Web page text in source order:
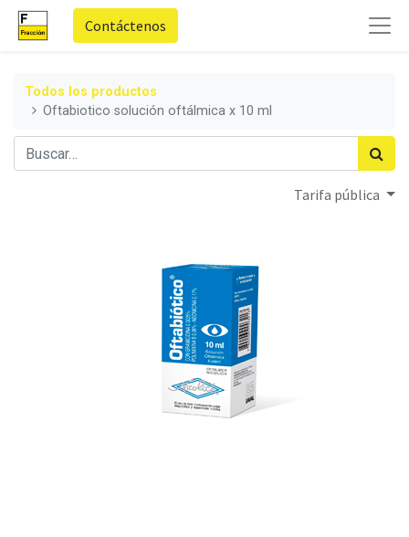
Contáctenos
Todos los productos
Oftabiotico solución oftálmica x 10 ml
Tarifa pública